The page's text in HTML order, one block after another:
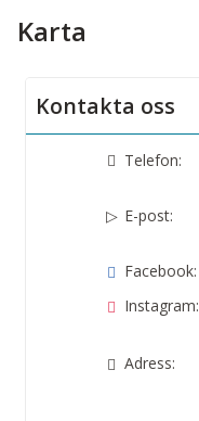
Karta
Kontakta oss
Telefon:
E-post:
Facebook:
Instagram:
Adress: